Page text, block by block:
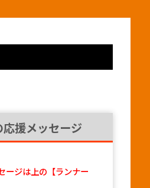
援メッセージ
ージは上の【ランナー